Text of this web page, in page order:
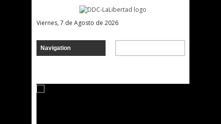
Viernes, 7 de Agosto de 2026